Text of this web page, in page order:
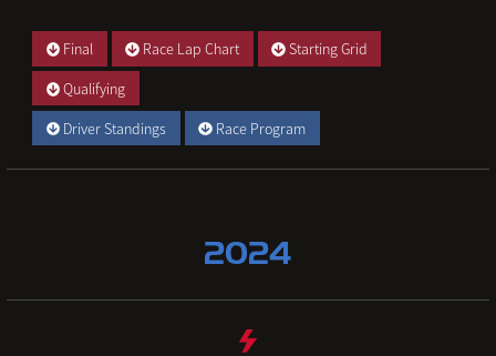
Final Race Lap Chart
Starting Grid
Qualifying
Driver Standings
Race Program
2024